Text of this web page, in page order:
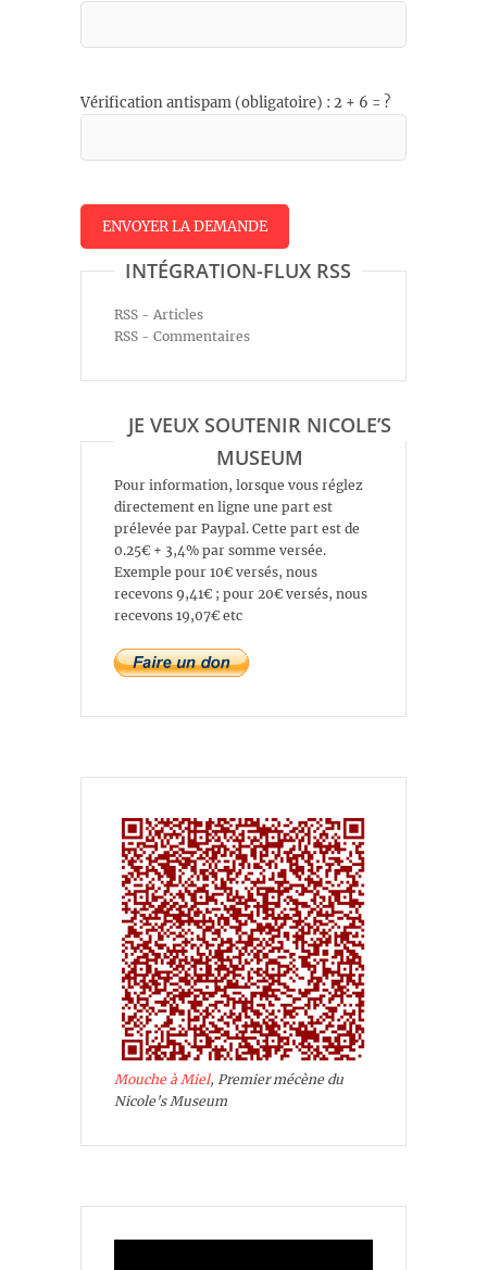
Vérification antispam (obligatoire) : 2 + 6 = ?
INTÉGRATION-FLUX RSS
RSS - Articles
RSS - Commentaires
JE VEUX SOUTENIR NICOLE’S
MUSEUM
Pour information, lorsque vous réglez
directement en ligne une part est
prélevée par Paypal. Cette part est de
0.25€ + 3,4% par somme versée.
Exemple pour 10€ versés, nous
recevons 9,41€ ; pour 20€ versés, nous
recevons 19,07€ etc
Mouche à Miel, Premier mécène du
Nicole's Museum